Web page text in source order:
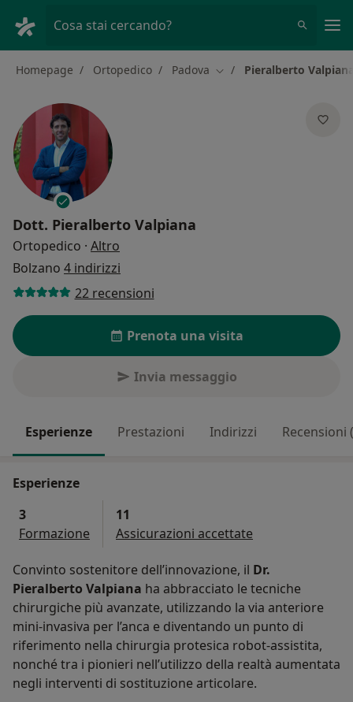
Cosa stai cercando?
Homepage Ortopedico Padova Cambia città
Pieralberto
Dott. Pieralberto Valpiana
Ortopedico · Altro
Bolzano 4 indirizzi
22 recensioni
Prenota una visita
Invia messaggio
Esperienze Prestazioni Indirizzi Recensioni
Esperienze
3
Formazione
11
Assicurazioni accettate
Convinto sostenitore dell’innovazione, il Dr.
Pieralberto Valpiana ha abbracciato le tecniche
chirurgiche più avanzate, utilizzando la via anteriore
mini-invasiva per l’anca e diventando un punto di
riferimento nella chirurgia protesica robot-assistita,
nonché tra i pionieri nell’utilizzo della realtà aumentata
negli interventi di sostituzione articolare.